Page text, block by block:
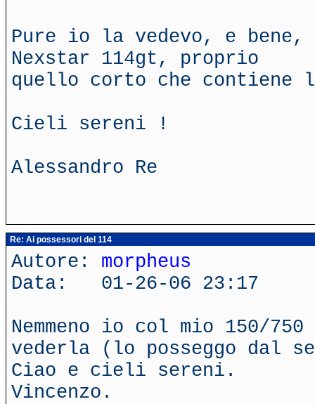
Pure io la vedevo, e
Nexstar 114gt, proprio
quello corto che contiene
Cieli sereni !
Alessandro Re
Re: Ai possessori del 114
Autore: morpheus
Data: 01-26-06 23:17
Nemmeno io col mio 150/
vederla (lo posseggo dal
Ciao e cieli sereni.
Vincenzo.